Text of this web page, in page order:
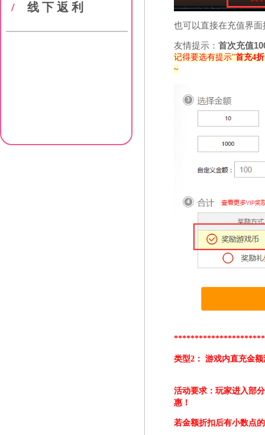
线下返利
/
也可以直接在充值界
友情提示：首次充值
记得要选有提示"首充4折
~
类型2： 游戏内直充金
活动要求：玩家进入部
惠 ！
若金额折扣后有小数点